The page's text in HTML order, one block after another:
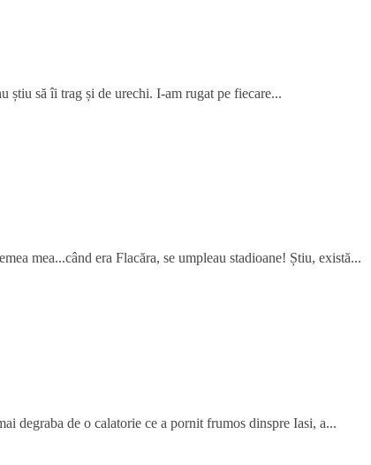
știu să îi trag și de urechi. I-am rugat pe fiecare...
mea...când era Flacăra, se umpleau stadioane! Știu, există...
degraba de o calatorie ce a pornit frumos dinspre Iasi, a...